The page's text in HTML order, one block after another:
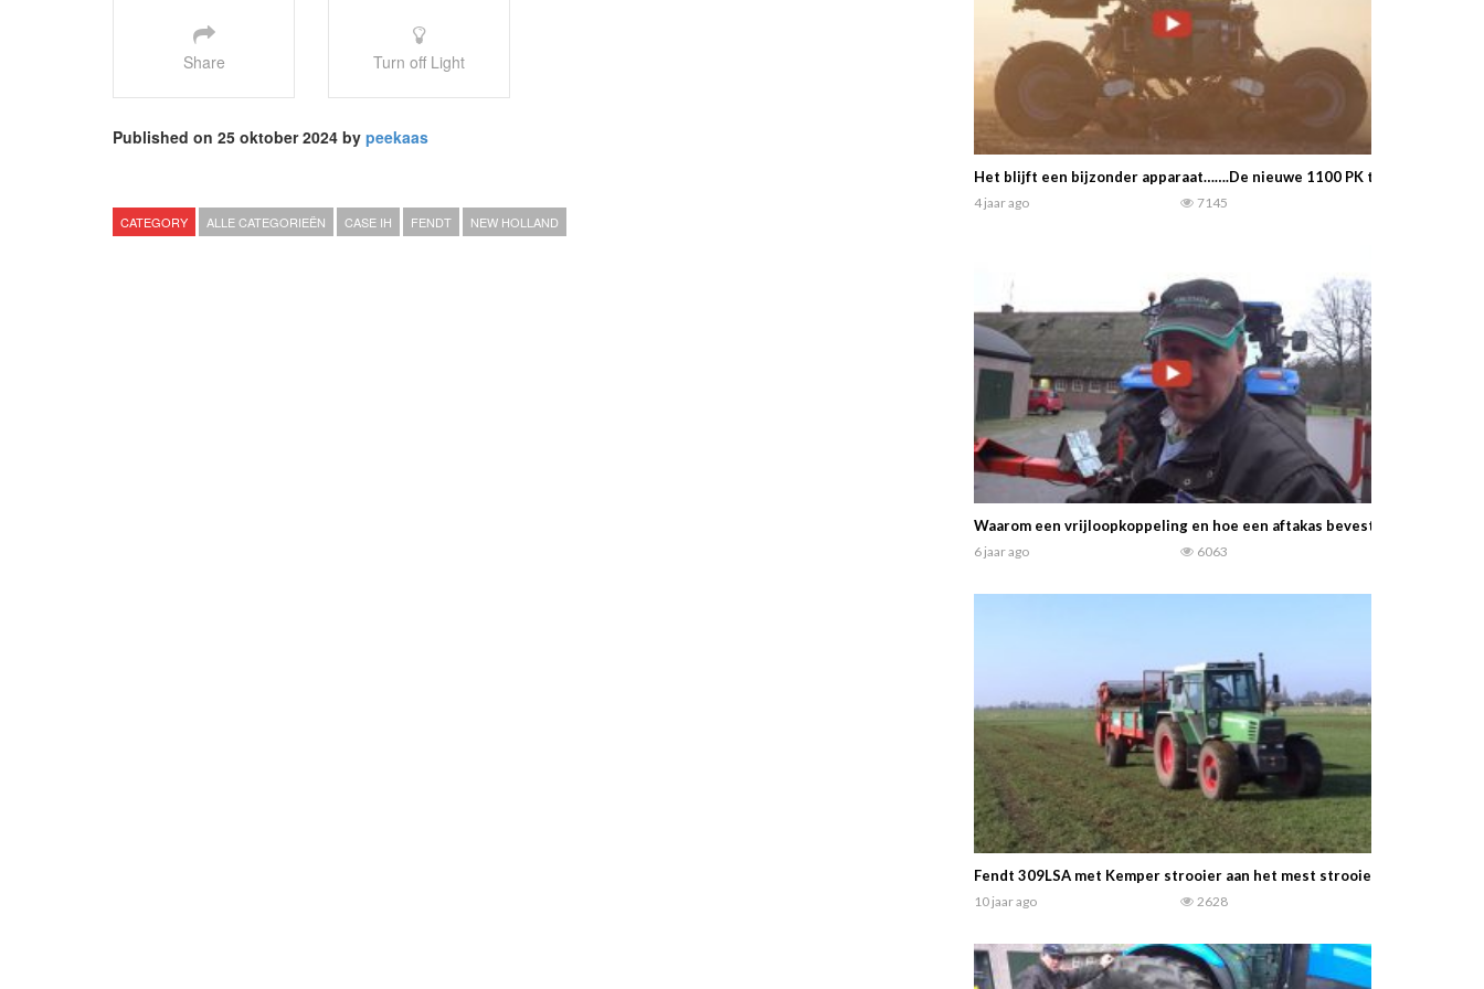
Share Turn off Light
Published on 25 oktober 2024 by peekaas
CATEGORY ALLE CATEGORIEËN CASE IH FENDT NEW HOLLAND
Het blijft een bijzonder apparaat…….De nieuwe 1100 PK tractor
4 jaar ago 7145
Waarom een vrijloopkoppeling en hoe een aftakas bevestigen, wat is
6 jaar ago 6063
Fendt 309LSA met Kemper strooier aan het mest strooien 2016. -Johan
10 jaar ago 2628